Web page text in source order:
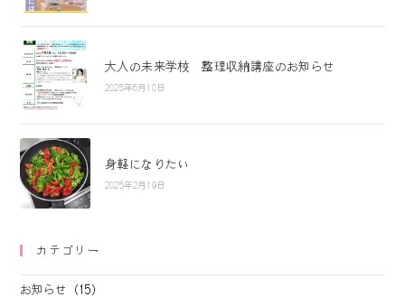
大人の未来学校 整理収納講座のお知らせ
2025年6月10日
身軽になりたい
2025年2月19日
カテゴリー
お知らせ (15)